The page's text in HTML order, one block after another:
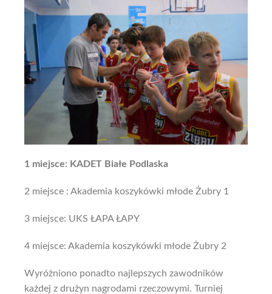
1 miejsce: KADET Białe Podlaska
2 miejsce : Akademia koszykówki młode Żubry 1
3 miejsce: UKS ŁAPA ŁAPY
4 miejsce: Akademia koszykówki młode Żubry 2
Wyróżniono ponadto najlepszych zawodników
każdej z drużyn nagrodami rzeczowymi. Turniej